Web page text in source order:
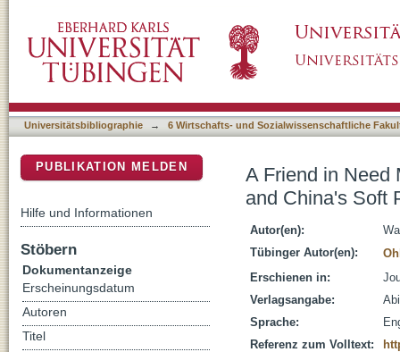
Europe
Universitätsbibliographie → 6 Wirtschafts- und Sozialwissenschaftliche
A Friend in Need
and China's Soft
Autor(en):
Tübinger Autor(en):
Erschienen in:
Verlagsangabe:
Sprache:
Referenz zum Volltext:
PUBLIKATION MELDEN
Hilfe und Informationen
Stöbern
Dokumentanzeige
Erscheinungsdatum
Autoren
Titel